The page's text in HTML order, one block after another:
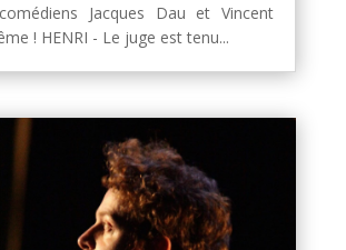
Jacques Dau et Vincent
! HENRI - Le juge est tenu...